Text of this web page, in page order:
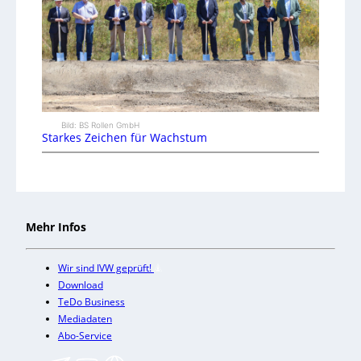
Bild: BS Rollen GmbH
Starkes Zeichen für Wachstum
Mehr Infos
Wir sind IVW geprüft!
Download
TeDo Business
Mediadaten
Abo-Service